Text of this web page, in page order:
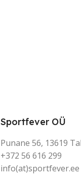
Sportfever OÜ
Punane 56, 13619
+372 56 616 299
info(at)sportfever.ee